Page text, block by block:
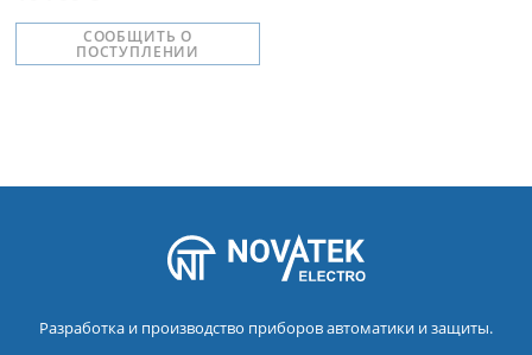
СООБЩИТЬ О
ПОСТУПЛЕНИИ
Разработка и производство приборов автоматики и защиты.